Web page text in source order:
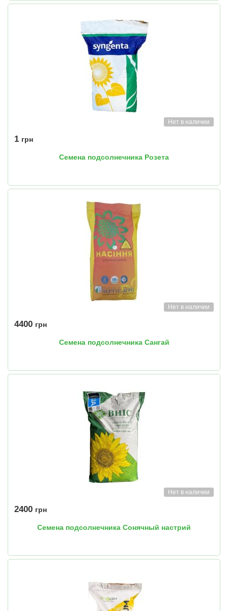
Нет в наличии
1 грн
Семена подсолнечника Розета
Нет в наличии
4400 грн
Семена подсолнечника Сангай
Нет в наличии
2400 грн
Семена подсолнечника Сонячный настрий